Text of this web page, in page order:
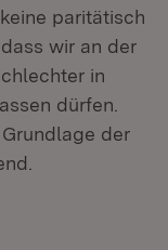
paritätisch
wir an der
in
dürfen.
der